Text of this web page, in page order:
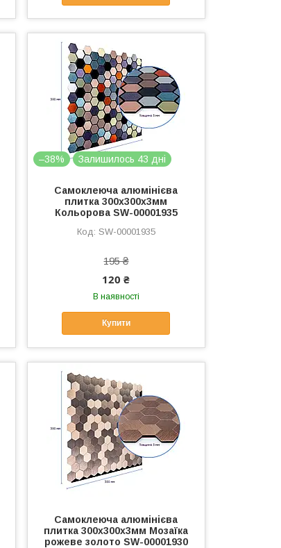
–38% Залишилось 43 дні
Самоклеюча алюмінієва
плитка 300х300х3мм
Кольорова SW-00001935
SW-00001935
195 ₴
120 ₴
В наявності
Купити
Самоклеюча алюмінієва
плитка 300х300х3мм Мозаїка
рожеве золото SW-00001930